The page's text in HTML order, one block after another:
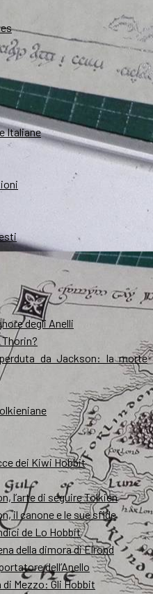
Italiane
degli Anelli
da Jackson: la morte
dei Kiwi Hobbit
l’arte di seguire Tolkien
il canone e le sue sfide
de Lo Hobbit
della dimora di Elrond
dell’Anello
di Mezzo: Gli Hobbit